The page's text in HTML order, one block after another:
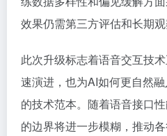
效果仍需第三方评估和长期观
此次升级标志着语音交互技术
速演进，也为AI如何更自然
的技术范本。随着语音接口
的边界将进一步模糊，推动